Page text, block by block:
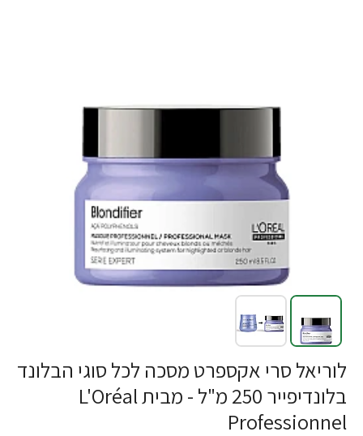
לוריאל סרי אקספרט מסכה לכל סוגי הבלונד
בלונדיפייר 250 מ"ל - מבית L'Oréal
Professionnel